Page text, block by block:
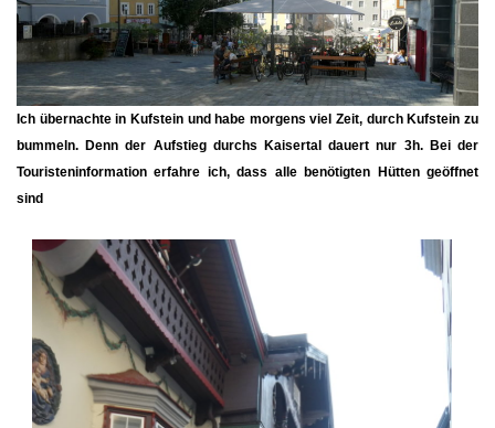
Ich übernachte in Kufstein und habe morgens viel Zeit, durch Kufstein zu
bummeln. Denn der Aufstieg durchs Kaisertal dauert nur 3h. Bei der
Touristeninformation erfahre ich, dass alle benötigten Hütten geöffnet
sind